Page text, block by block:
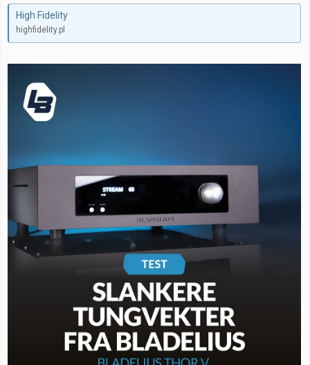
High Fidelity
highfidelity.pl